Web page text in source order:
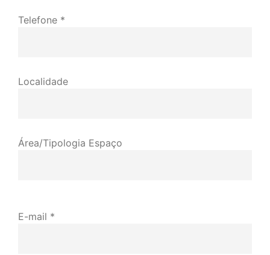
Telefone *
Localidade
Área/Tipologia Espaço
E-mail *